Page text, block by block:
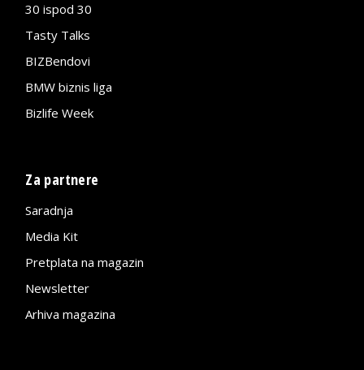
30 ispod 30
Tasty Talks
BIZBendovi
BMW biznis liga
Bizlife Week
Za partnere
Saradnja
Media Kit
Pretplata na magazin
Newsletter
Arhiva magazina